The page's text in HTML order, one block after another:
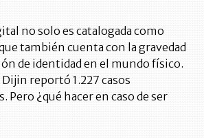
no solo es catalogada como
también cuenta con la gravedad
de identidad en el mundo físico.
Dijin reportó 1.227 casos
¿qué hacer en caso de ser